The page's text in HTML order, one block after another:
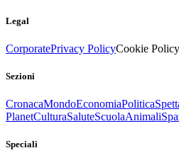
Legal
CorporatePrivacy PolicyCookie Policy
Sezioni
CronacaMondoEconomiaPolitica
PlanetCulturaSaluteScuolaAnimali
Speciali